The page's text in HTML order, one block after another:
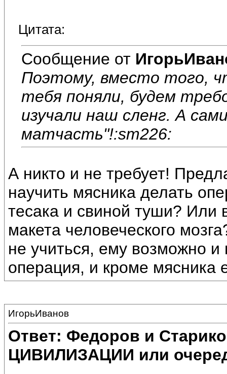
Цитата:
Сообщение от
Поэтому, вместо того,
тебя поняли, будем
изучали наш сленг. А
матчасть"!:sm226:
А никто и не требует!
научить мясника делать
тесака и свиной туши? Или
макета человеческого
не учиться, ему возможно и
операция, и кроме мясника
ИгорьИванов
Ответ: Федоров и
ЦИВИЛИЗАЦИИ или